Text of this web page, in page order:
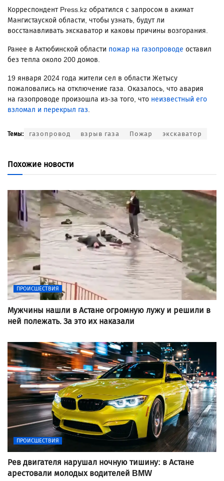
Корреспондент Press.kz обратился с запросом в акимат
Мангистауской области, чтобы узнать, будут ли
восстанавливать экскаватор и каковы причины возгорания.
Ранее в Актюбинской области пожар на газопроводе оставил
без тепла около 200 домов.
19 января 2024 года жители сел в области Жетысу
пожаловались на отключение газа. Оказалось, что авария
на газопроводе произошла из-за того, что неизвестный его
взломал и перекрыл газ.
Темы: газопровод взрыв газа Пожар экскаватор
Похожие новости
ПРОИСШЕСТВИЯ
Мужчины нашли в Астане огромную лужу и решили в
ней полежать. За это их наказали
ПРОИСШЕСТВИЯ
Рев двигателя нарушал ночную тишину: в Астане
арестовали молодых водителей BMW